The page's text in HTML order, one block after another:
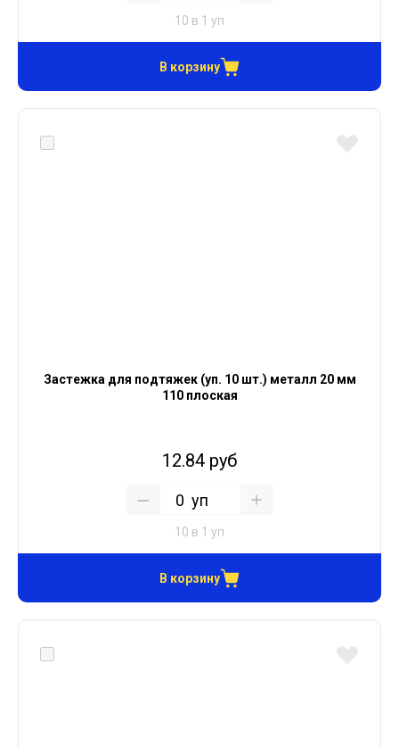
10 в 1 уп
В корзину
Застежка для подтяжек (уп. 10 шт.) металл 20 мм
110 плоская
12.84 руб
уп
10 в 1 уп
В корзину